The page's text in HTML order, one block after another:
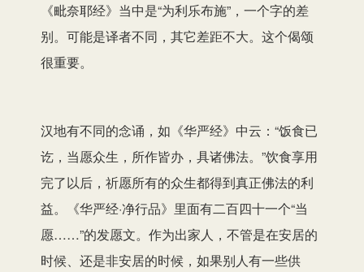
《毗奈耶经》当中是“为利乐布施”，一个字的差
别。可能是译者不同，其它差距不大。这个偈颂
很重要。
汉地有不同的念诵，如《华严经》中云：“饭食已
讫，当愿众生，所作皆办，具诸佛法。”饮食享用
完了以后，祈愿所有的众生都得到真正佛法的利
益。《华严经·净行品》里面有二百四十一个“当
愿……”的发愿文。作为出家人，不管是在安居的
时候、还是非安居的时候，如果别人有一些供